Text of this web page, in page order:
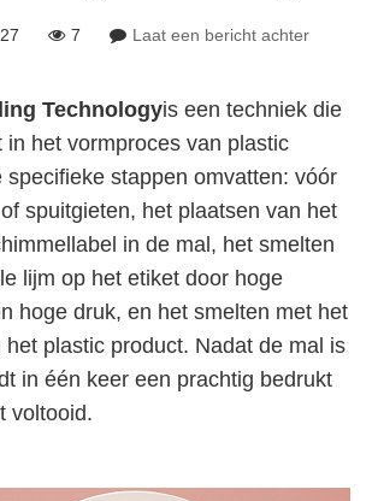
7 Laat een bericht achter
Technologyis een techniek die
in het vormproces van plastic
specifieke stappen omvatten: vóór
spuitgieten, het plaatsen van het
in de mal, het smelten
lijm op het etiket door hoge
hoge druk, en het smelten met het
het plastic product. Nadat de mal is
in één keer een prachtig bedrukt
voltooid.